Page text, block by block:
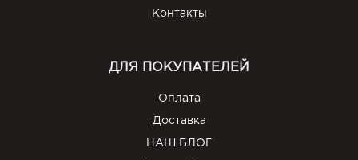
Контакты
ДЛЯ ПОКУПАТЕЛЕЙ
Оплата
Доставка
НАШ БЛОГ